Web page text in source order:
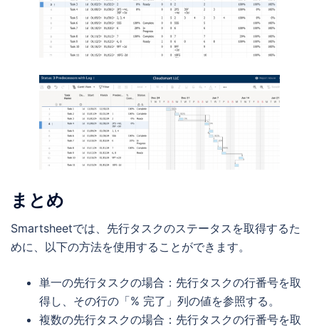
まとめ
Smartsheetでは、先行タスクのステータスを取得するた
めに、以下の方法を使用することができます。
単一の先行タスクの場合：先行タスクの行番号を取
得し、その行の「% 完了」列の値を参照する。
複数の先行タスクの場合：先行タスクの行番号を取